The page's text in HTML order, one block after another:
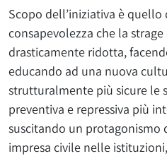
Scopo dell’iniziativa è quello
consapevolezza che la
drasticamente ridotta,
educando ad una nuova
strutturalmente più sicure le
preventiva e repressiva più
suscitando un protagonismo
impresa civile nelle